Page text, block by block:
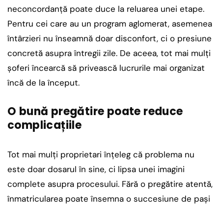
neconcordanță poate duce la reluarea unei etape.
Pentru cei care au un program aglomerat, asemenea
întârzieri nu înseamnă doar disconfort, ci o presiune
concretă asupra întregii zile. De aceea, tot mai mulți
șoferi încearcă să privească lucrurile mai organizat
încă de la început.
O bună pregătire poate reduce
complicațiile
Tot mai mulți proprietari înțeleg că problema nu
este doar dosarul în sine, ci lipsa unei imagini
complete asupra procesului. Fără o pregătire atentă,
înmatricularea poate însemna o succesiune de pași